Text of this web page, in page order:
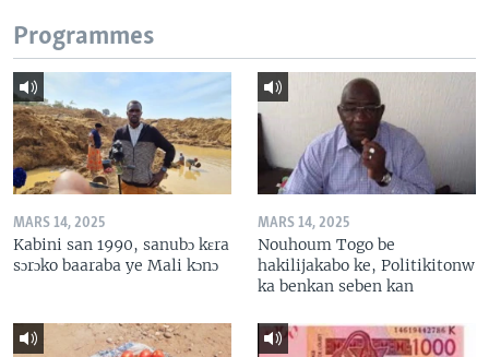
Programmes
MARS 14, 2025
Kabini san 1990, sanubɔ kɛra
sɔrɔko baaraba ye Mali kɔnɔ
MARS 14, 2025
Nouhoum Togo be
hakilijakabo ke, Politikitonw
ka benkan seben kan